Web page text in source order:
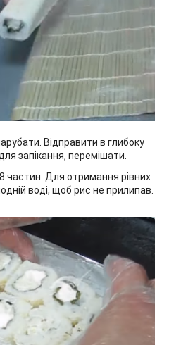
Відправити в глибоку
запікання, перемішати.
частин. Для отримання рівних
воді, щоб рис не прилипав.